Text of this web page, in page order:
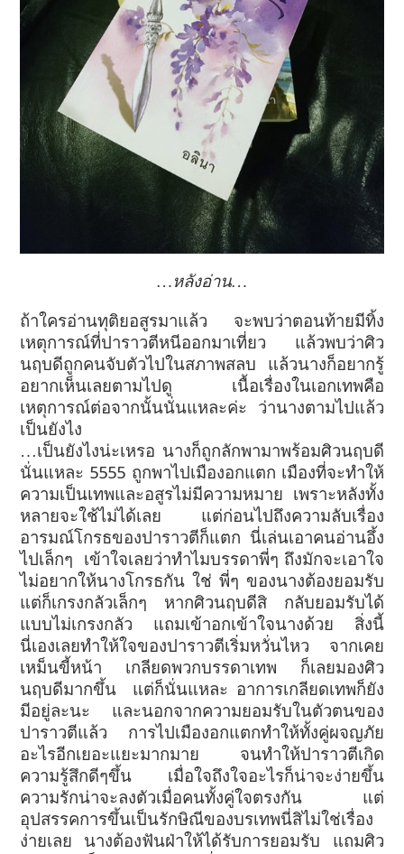
…หลังอ่าน…
ถ้าใครอ่านทุติยอสูรมาแล้ว จะพบว่าตอนท้ายมีทิ้ง
เหตุการณ์ที่ปาราวตีหนีออกมาเที่ยว แล้วพบว่าศิว
นฤบดีถูกคนจับตัวไปในสภาพสลบ แล้วนางก็อยากรู้
อยากเห็นเลยตามไปดู เนื้อเรื่องในเอกเทพคือ
เหตุการณ์ต่อจากนั้นนั่นแหละค่ะ ว่านางตามไปแล้ว
เป็นยังไง
…เป็นยังไงน่ะเหรอ นางก็ถูกลักพามาพร้อมศิวนฤบดี
นั่นแหละ 5555 ถูกพาไปเมืองอกแตก เมืองที่จะทำให้
ความเป็นเทพและอสูรไม่มีความหมาย เพราะหลังทั้ง
หลายจะใช้ไม่ได้เลย แต่ก่อนไปถึงความลับเรื่อง
อารมณ์โกรธของปาราวตีก็แตก นี่เล่นเอาคนอ่านอึ้ง
ไปเล็กๆ เข้าใจเลยว่าทำไมบรรดาพี่ๆ ถึงมักจะเอาใจ
ไม่อยากให้นางโกรธกัน ใช่ พี่ๆ ของนางต้องยอมรับ
แต่ก็เกรงกลัวเล็กๆ หากศิวนฤบดีสิ กลับยอมรับได้
แบบไม่เกรงกลัว แถมเข้าอกเข้าใจนางด้วย สิ่งนี้
นี่เองเลยทำให้ใจของปาราวตีเริ่มหวั่นไหว จากเคย
เหม็นขี้หน้า เกลียดพวกบรรดาเทพ ก็เลยมองศิว
นฤบดีมากขึ้น แต่ก็นั่นแหละ อาการเกลียดเทพก็ยัง
มีอยู่ละนะ และนอกจากความยอมรับในตัวตนของ
ปาราวตีแล้ว การไปเมืองอกแตกทำให้ทั้งคู่ผจญภัย
อะไรอีกเยอะแยะมากมาย จนทำให้ปาราวตีเกิด
ความรู้สึกดีๆขึ้น เมื่อใจถึงใจอะไรก็น่าจะง่ายขึ้น
ความรักน่าจะลงตัวเมื่อคนทั้งคู่ใจตรงกัน แต่
อุปสรรคการขึ้นเป็นรักษิณีของบรเทพนี่สิไม่ใช่เรื่อง
ง่ายเลย นางต้องฟันฝ่าให้ได้รับการยอมรับ แถมศิว